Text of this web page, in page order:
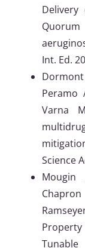
Int. Ed.
Dormont
Peramo
Varna
Science
Mougin